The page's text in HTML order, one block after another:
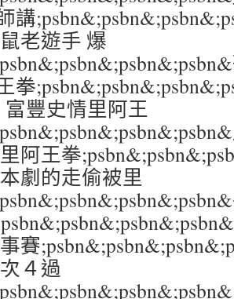
講
老遊手 爆
拳
豐史情里阿王
阿王拳
劇的走偷被里
賽
４過